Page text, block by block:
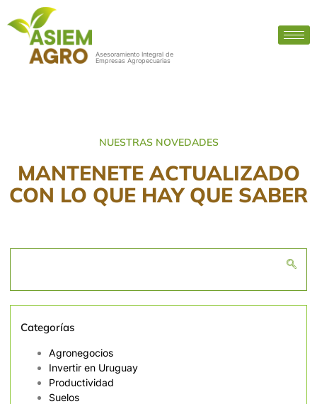
Asesoramiento Integral de
Empresas Agropecuarias
NUESTRAS NOVEDADES
MANTENETE ACTUALIZADO
CON LO QUE HAY QUE SABER
Categorías
Agronegocios
Invertir en Uruguay
Productividad
Suelos